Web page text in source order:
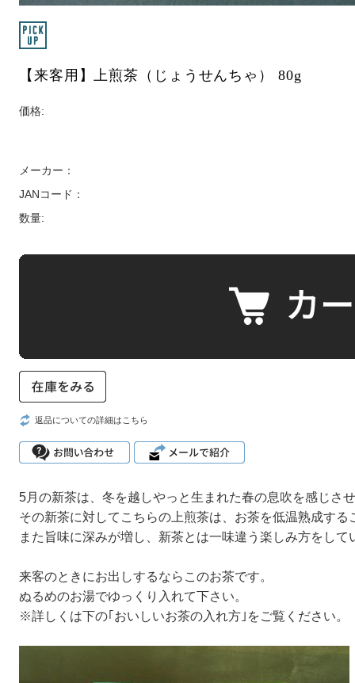
【来客用】上煎茶（じょうせんちゃ） 80g
価格:
メーカー：
JANコード：
数量:
返品についての詳細はこちら
5月の新茶は、冬を越しやっと生まれた春の息吹を感じさ
その新茶に対してこちらの上煎茶は、お茶を低温熟成す
また旨味に深みが増し、新茶とは一味違う楽しみ方をして
来客のときにお出しするならこのお茶です。
ぬるめのお湯でゆっくり入れて下さい。
※詳しくは下の｢おいしいお茶の入れ方｣をご覧ください。